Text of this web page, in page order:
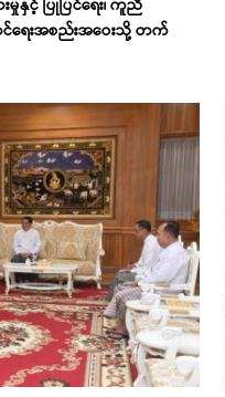
နှင့် ပြုပြင်ရေး၊ ကူညီ
ေးအစည်းအဝေးသို့ တက်